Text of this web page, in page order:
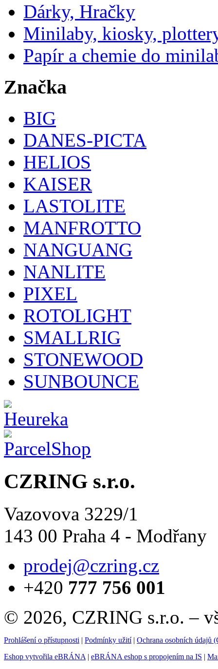
Dárky, Hračky
Minilaby, kiosky,
Papír a chemie do
Značka
BIG
DANES-PICTA
HELIOS
KAISER
LASTOLITE
MANFROTTO
NANGUANG
NANLITE
PIXEL
ROTOLIGHT
SMALLRIG
STONEWOOD
SUNBOUNCE
CZRING s.r.o.
Vazovova 3229/1
143 00 Praha 4 - Modřany
prodej@czring.cz
+420 777 756 001
© 2026, CZRING s.r.o. –
Prohlášení o přístupnosti | Podmínky užití| Ochrana osobních údajů
Eshop vytvořila eBRÁNA | eBRÁNA eshop s propojením na IS |